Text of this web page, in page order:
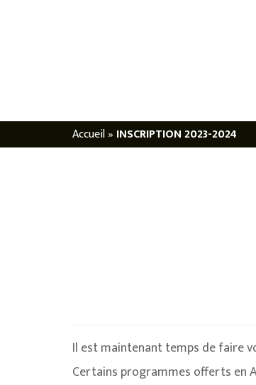
Accueil» INSCRIPTION 2023-2024
Il est maintenant temps de faire
Certains programmes offerts en